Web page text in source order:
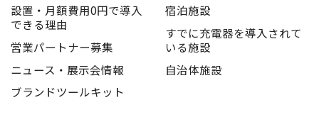
設置・月額費用0円で導入
できる理由
営業パートナー募集
ニュース・展示会情報
ブランドツールキット
宿泊施設
すでに充電器を導入されて
いる施設
自治体施設